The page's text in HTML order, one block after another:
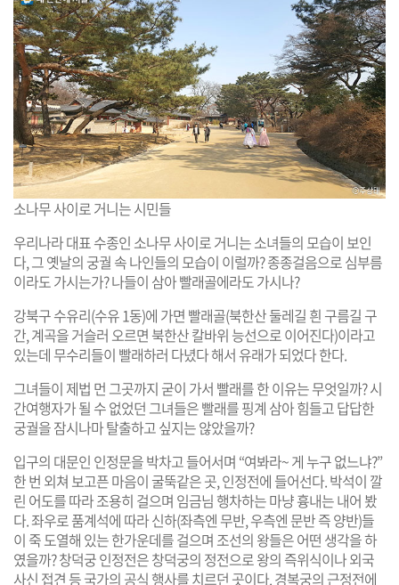
소나무 사이로 거니는 시민들
우리나라 대표 수종인 소나무 사이로 거니는 소녀들의 모습이 보인
다, 그 옛날의 궁궐 속 나인들의 모습이 이럴까? 종종걸음으로 심부름
이라도 가시는가? 나들이 삼아 빨래골에라도 가시나?
강북구 수유리(수유 1동)에 가면 빨래골(북한산 둘레길 흰 구름길 구
간, 계곡을 거슬러 오르면 북한산 칼바위 능선으로 이어진다)이라고
있는데 무수리들이 빨래하러 다녔다 해서 유래가 되었다 한다.
그녀들이 제법 먼 그곳까지 굳이 가서 빨래를 한 이유는 무엇일까? 시
간여행자가 될 수 없었던 그녀들은 빨래를 핑계 삼아 힘들고 답답한
궁궐을 잠시나마 탈출하고 싶지는 않았을까?
입구의 대문인 인정문을 박차고 들어서며 “여봐라~ 게 누구 없느냐?”
한 번 외쳐 보고픈 마음이 굴뚝같은 곳, 인정전에 들어선다. 박석이 깔
린 어도를 따라 조용히 걸으며 임금님 행차하는 마냥 흉내는 내어 봤
다. 좌우로 품계석에 따라 신하(좌측엔 무반, 우측엔 문반 즉 양반)들
이 죽 도열해 있는 한가운데를 걸으며 조선의 왕들은 어떤 생각을 하
였을까? 창덕궁 인정전은 창덕궁의 정전으로 왕의 즉위식이나 외국
사신 접견 등 국가의 공식 행사를 치르던 곳이다. 경복궁의 근정전에